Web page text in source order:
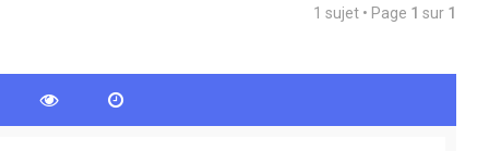
1 sujet • Page 1 sur 1